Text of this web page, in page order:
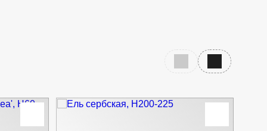
Предыдущий слайд
Следующий